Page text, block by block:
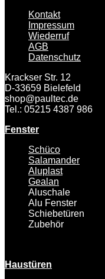
Kontakt
Impressum
Wiederruf
AGB
Datenschutz
Krackser Str. 12
D-33659 Bielefeld
shop@paultec.de
Tel.: 05215 4387 986
Fenster
Schüco
Salamander
Aluplast
Gealan
Aluschale
Alu Fenster
Schiebetüren
Zubehör
Haustüren